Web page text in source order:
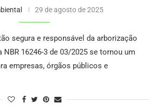
29 de agosto de 2025
segura e responsável da arborização
NBR 16246-3 de 03/2025 se tornou um
empresas, órgãos públicos e